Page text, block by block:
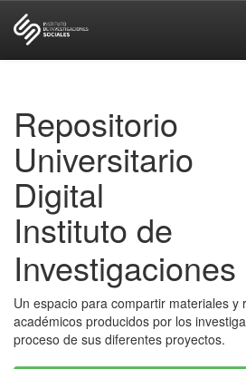
Repositorio
Universitario
Digital
Instituto de
Un espacio para compartir materiales y
académicos producidos por los
proceso de sus diferentes proyectos.